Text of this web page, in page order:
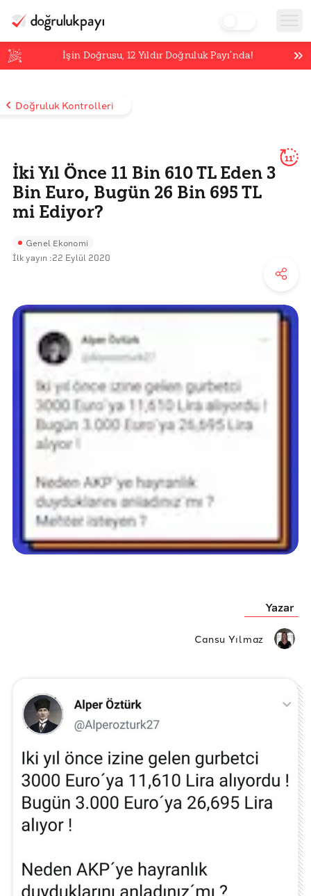
İşin Doğrusu,12 Yıldır Doğruluk Payı’nda!
Doğruluk Kontrolleri
İki Yıl Önce 11 Bin 610 TL Eden 3
Bin Euro, Bugün 26 Bin 695 TL
mi Ediyor?
11'
Genel Ekonomi
İlk yayın :22 Eylül 2020
Yazar
Cansu Yılmaz